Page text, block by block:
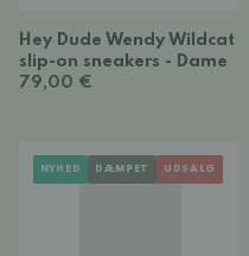
Hey Dude Wendy Wildcat
slip-on sneakers - Dame
79,00 €
NYHED DÆMPET UDSALG